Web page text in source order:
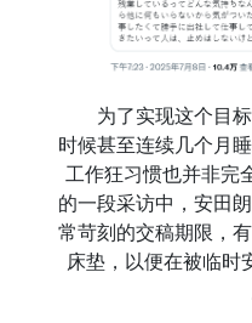
为了实现这个目
时候甚至连续几个月
工作狂习惯也并非完
的一段采访中，安田
常苛刻的交稿期限，
床垫，以便在被临时